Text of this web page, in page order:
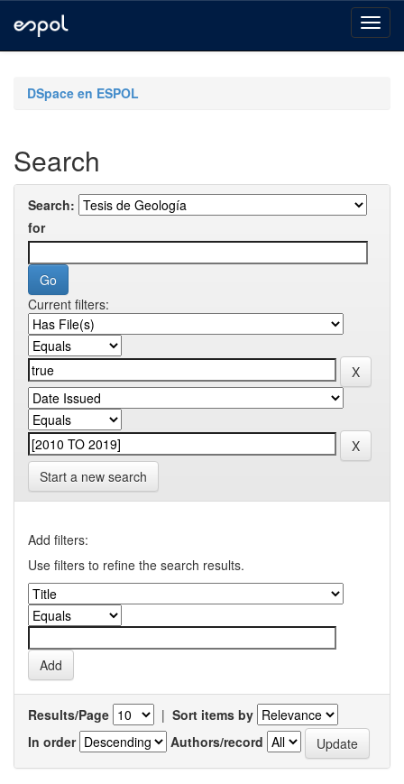
navigationDSpace en ESPOL
Search
Search:
for
Current filters:
Start a new search
Add filters:
Use filters to refine the search results.
Results/Page | Sort items by
In order
Authors/record